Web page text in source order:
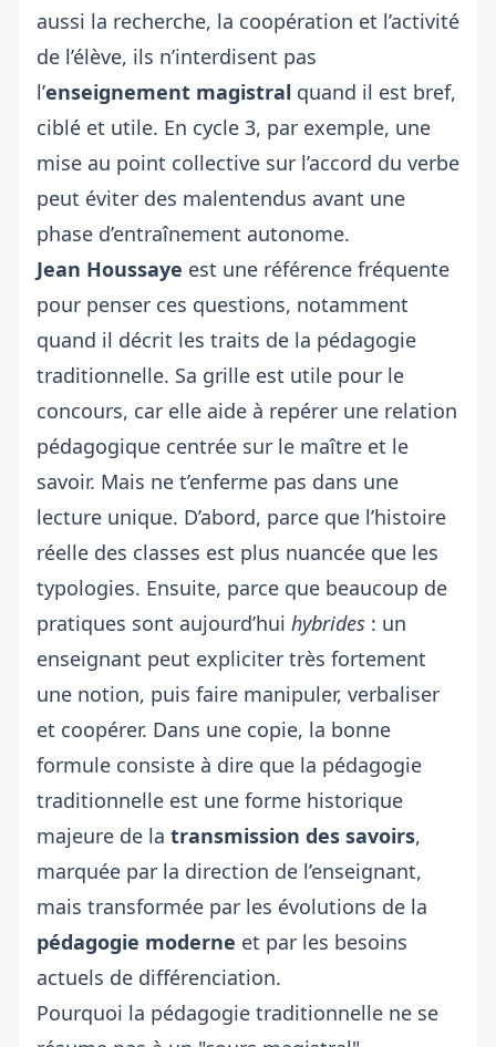
aussi la recherche, la coopération et l’activité
de l’élève, ils n’interdisent pas
l’enseignement magistral quand il est bref,
ciblé et utile. En cycle 3, par exemple, une
mise au point collective sur l’accord du verbe
peut éviter des malentendus avant une
phase d’entraînement autonome.
Jean Houssaye est une référence fréquente
pour penser ces questions, notamment
quand il décrit les traits de la pédagogie
traditionnelle. Sa grille est utile pour le
concours, car elle aide à repérer une relation
pédagogique centrée sur le maître et le
savoir. Mais ne t’enferme pas dans une
lecture unique. D’abord, parce que l’histoire
réelle des classes est plus nuancée que les
typologies. Ensuite, parce que beaucoup de
pratiques sont aujourd’hui hybrides : un
enseignant peut expliciter très fortement
une notion, puis faire manipuler, verbaliser
et coopérer. Dans une copie, la bonne
formule consiste à dire que la pédagogie
traditionnelle est une forme historique
majeure de la transmission des savoirs,
marquée par la direction de l’enseignant,
mais transformée par les évolutions de la
pédagogie moderne et par les besoins
actuels de différenciation.
Pourquoi la pédagogie traditionnelle ne se